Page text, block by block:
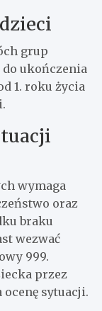
grup
ukończenia
1. roku życia
wymaga
oraz
braku
wezwać
999.
przez
sytuacji.